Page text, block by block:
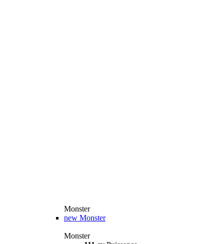
Monster
new Monster
Monster